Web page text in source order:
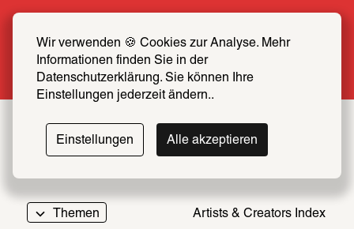
Wir verwenden 🍪 Cookies zur Analyse. Mehr
Informationen finden Sie in der
Datenschutzerklärung. Sie können Ihre
Einstellungen jederzeit ändern..
Einstellungen Alle akzeptieren
SCHIRN FREUND*IN werden
Mehr erfahren
Themen Artists & Creators Index